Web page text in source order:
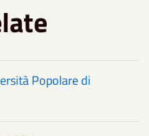
Popolare di